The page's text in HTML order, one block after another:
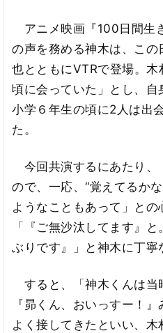
アニメ映画『100日間生
の声を務める神木は、こ
也とともにVTRで登場。
頃に会っていた」とし、
小学６年生の頃に2人は出
た。
今回共演するにあたり、
ので、一応、“覚えてるか
ようなこともあって」と
「『ご無沙汰してます』
ぶりです』」と神木に丁寧
すると、「神木くんは当
『昴くん、おいっすー！
よく接してきたといい、